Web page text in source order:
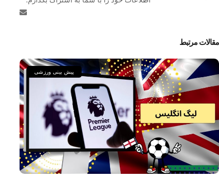
مقالات مرتبط
پیش بینی ورزشی